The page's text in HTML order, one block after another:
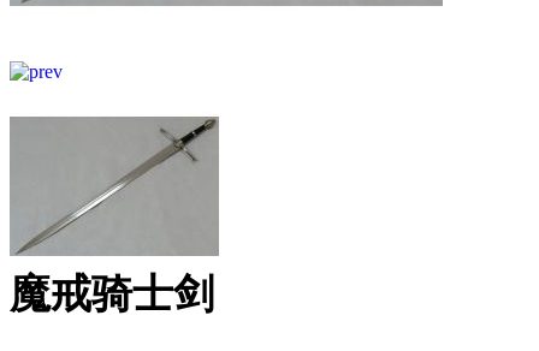
魔戒骑士剑